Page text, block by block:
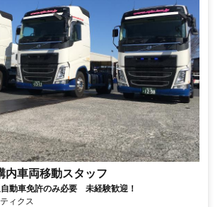
内車両移動スタッフ
動車免許のみ必要 未経験歓迎！
ィクス